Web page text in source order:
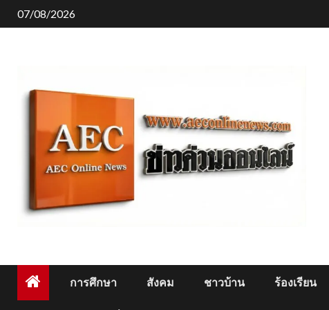
Skip
to
07/08/2026
การศึกษา สังคม ชาวบ้าน ร้องเรียน